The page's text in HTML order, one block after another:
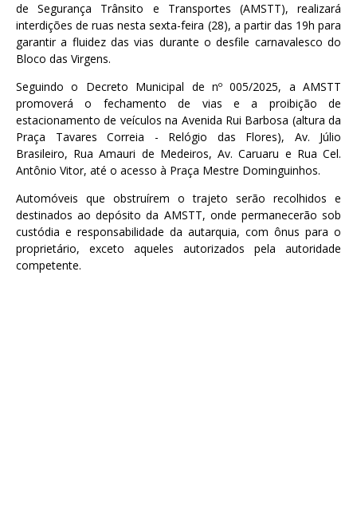
de Segurança Trânsito e Transportes (AMSTT), realizará
interdições de ruas nesta sexta-feira (28), a partir das 19h para
garantir a fluidez das vias durante o desfile carnavalesco do
Bloco das Virgens.
Seguindo o Decreto Municipal de nº 005/2025, a AMSTT
promoverá o fechamento de vias e a proibição de
estacionamento de veículos na Avenida Rui Barbosa (altura da
Praça Tavares Correia - Relógio das Flores), Av. Júlio
Brasileiro, Rua Amauri de Medeiros, Av. Caruaru e Rua Cel.
Antônio Vitor, até o acesso à Praça Mestre Dominguinhos.
Automóveis que obstruírem o trajeto serão recolhidos e
destinados ao depósito da AMSTT, onde permanecerão sob
custódia e responsabilidade da autarquia, com ônus para o
proprietário, exceto aqueles autorizados pela autoridade
competente.